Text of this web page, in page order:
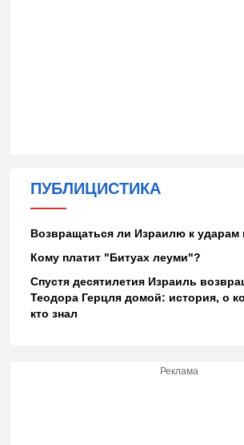
ПУБЛИЦИСТИКА
Возвращаться ли Израилю к ударам
Кому платит "Битуах леуми"?
Спустя десятилетия Израиль
Теодора Герцля домой: история, о
кто знал
Реклама